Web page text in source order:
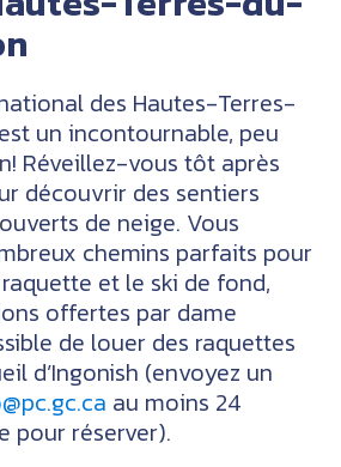
des Hautes-Terres-
un incontournable, peu
Réveillez-vous tôt après
découvrir des sentiers
de neige. Vous
chemins parfaits pour
et le ski de fond,
offertes par dame
de louer des raquettes
d’Ingonish (envoyez un
au moins 24
pour réserver).